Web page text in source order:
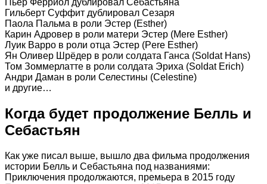
Гильберт Суффит дублировал Сезаря
Паола Пальма в роли Эстер (Esther)
Карин Адровер в роли матери Эстер (Mere Esther)
Луик Варро в роли отца Эстер (Pere Esther)
Ян Оливер Шрёдер в роли солдата Ганса (Soldat Hans)
Том Зоммерлатте в роли солдата Эриха (Soldat Erich)
Андри Даман в роли Селестины (Celestine)
и другие…
Когда будет продолжение Белль и
Себастьян
Как уже писал выше, вышло два фильма продолжения
истории Белль и Себастьяна под названиями:
Приключения продолжаются, премьера в 2015 году